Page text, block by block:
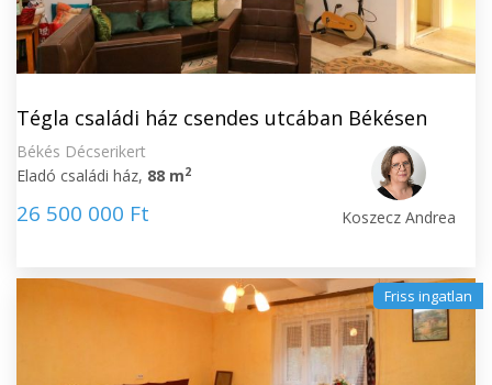
Tégla családi ház csendes utcában Békésen
Békés Décserikert
Eladó családi ház, 88 m2
26 500 000 Ft Koszecz Andrea
Friss ingatlan